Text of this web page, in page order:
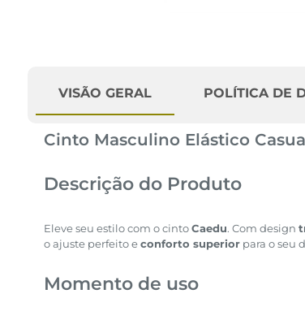
VISÃO GERAL POLÍTICA DE
Cinto Masculino Elástico
Descrição do Produto
Eleve seu estilo com o cintoCaedu. Com design
o ajuste perfeito econforto superior para o seu
Momento de uso